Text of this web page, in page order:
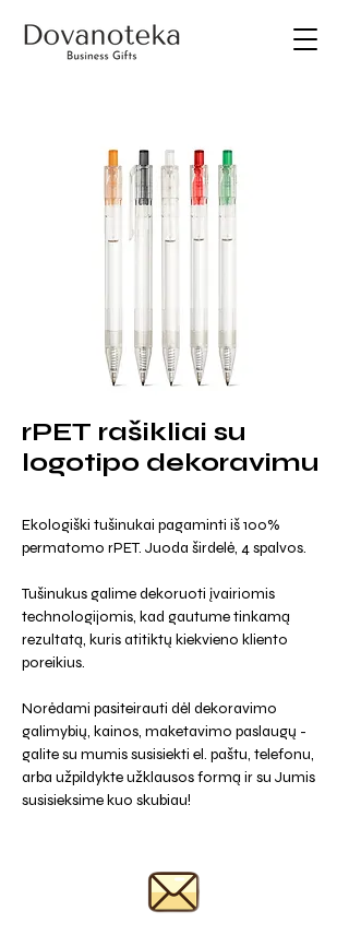
rPET rašikliai su
logotipo dekoravimu
Ekologiški tušinukai pagaminti iš 100%
permatomo rPET. Juoda širdelė, 4 spalvos.
Tušinukus galime dekoruoti įvairiomis
technologijomis, kad gautume tinkamą
rezultatą, kuris atitiktų kiekvieno kliento
poreikius.
Norėdami pasiteirauti dėl dekoravimo
galimybių, kainos, maketavimo paslaugų -
galite su mumis susisiekti el. paštu, telefonu,
arba užpildykte užklausos formą ir su Jumis
susisieksime kuo skubiau!